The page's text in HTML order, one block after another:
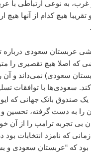
غرب، به نوعی ارتباطی با
هیچ کدام از آنها هیچ
عربستان سعودی درباره
اصلا هیچ تقصیری را
سعودی) نمی‌داند و آن
سعودی‌ها با توافقات
صندوق بانک جهانی که
را به دست گرفته، تحسین
بی تجربه ترامپ را از آن
۲۰۱۶ و زمانی که نامزد
که “عربستان سعودی و